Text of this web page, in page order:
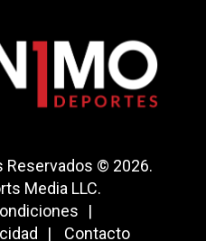
Reservados © 2026.
Media LLC.
Contacto